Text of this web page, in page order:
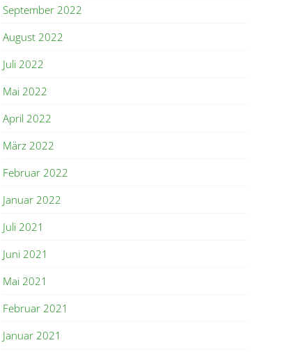
September 2022
August 2022
Juli 2022
Mai 2022
April 2022
März 2022
Februar 2022
Januar 2022
Juli 2021
Juni 2021
Mai 2021
Februar 2021
Januar 2021